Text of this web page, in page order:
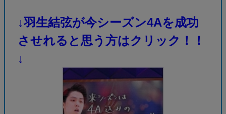
↓羽生結弦が今シーズン4Aを成功
させれると思う方はクリック！！
↓